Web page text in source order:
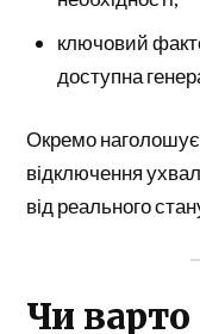
ключовий
доступна
Окремо
відключення
від реального
Чи варто